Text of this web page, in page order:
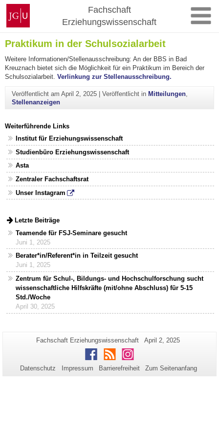
Zum
Inhalt
springen
Johannes
Gutenberg-
Universität
Mainz
Fachschaft
Erziehungswissenschaft
Praktikum in der Schulsozialarbeit
Weitere Informationen/Stellenausschreibung: An der BBS in Bad
Kreuznach bietet sich die Möglichkeit für ein Praktikum im Bereich der
Schulsozialarbeit. Verlinkung zur Stellenausschreibung.
Veröffentlicht am April 2, 2025| Veröffentlicht in Mitteilungen,
Stellenanzeigen
Weiterführende Links
Institut für Erziehungswissenschaft
Studienbüro Erziehungswissenschaft
Asta
Zentraler Fachschaftsrat
Unser Instagram
Letzte Beiträge
Teamende für FSJ-Seminare gesucht
Juni 1, 2025
Berater*in/Referent*in in Teilzeit gesucht
Juni 1, 2025
Zentrum für Schul-, Bildungs- und Hochschulforschung sucht
wissenschaftliche Hilfskräfte (mit/ohne Abschluss) für 5-15
Std./Woche
April 30, 2025
Zusätzliche
Informationen
zu
dieser
Seiten-
Fachschaft Erziehungswissenschaft
Letzte
April 2, 2025
Facebook
RSS Instagram
Datenschutz Impressum Barrierefreiheit Zum Seitenanfang